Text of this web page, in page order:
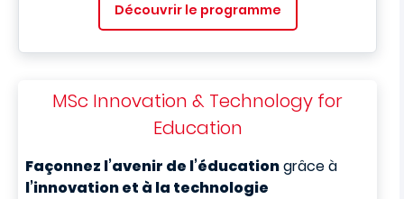
Découvrir le programme
MSc Innovation & Technology for
Education
Façonnez l’avenir de l’éducationgrâce à
l’innovation et à la technologie